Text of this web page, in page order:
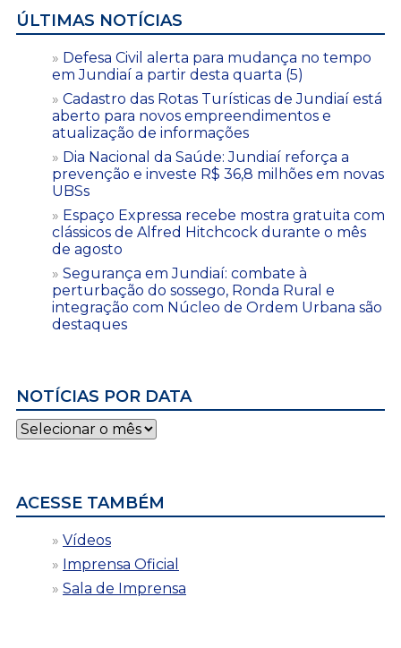
ÚLTIMAS NOTÍCIAS
Defesa Civil alerta para mudança no tempo
em Jundiaí a partir desta quarta (5)
Cadastro das Rotas Turísticas de Jundiaí está
aberto para novos empreendimentos e
atualização de informações
Dia Nacional da Saúde: Jundiaí reforça a
prevenção e investe R$ 36,8 milhões em novas
UBSs
Espaço Expressa recebe mostra gratuita com
clássicos de Alfred Hitchcock durante o mês
de agosto
Segurança em Jundiaí: combate à
perturbação do sossego, Ronda Rural e
integração com Núcleo de Ordem Urbana são
destaques
NOTÍCIAS POR DATA
Notícias
por
ACESSE TAMBÉM
Vídeos
Imprensa Oficial
Sala de Imprensa